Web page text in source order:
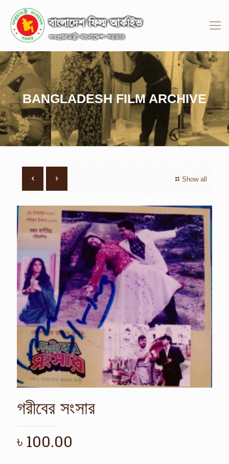
BANGLADESH FILM ARCHIVE
Show all
গরীবের সংসার
৳ 100.00